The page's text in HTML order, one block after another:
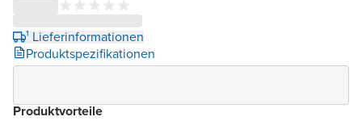
¹ Lieferinformationen
Produktspezifikationen
Produktvorteile